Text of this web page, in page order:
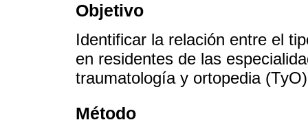
Objetivo
Identificar la relación entre el
en residentes de las
traumatología y ortopedia
Método